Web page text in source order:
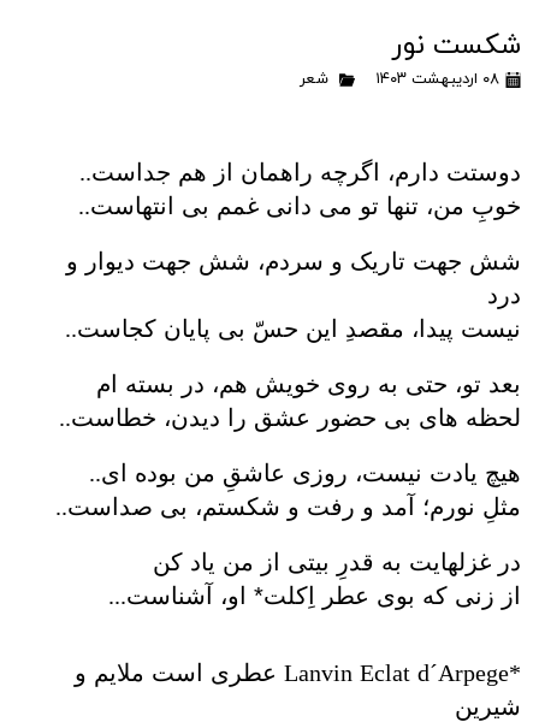
شکست نور
۰۸ اردیبهشت ۱۴۰۳ شعر
دوستت دارم، اگرچه راهمان از هم جداست..
خوبِ من، تنها تو می دانی غمم بی انتهاست..
شش جهت تاریک و سردم، شش جهت دیوار و
درد
نیست پیدا، مقصدِ این حسّ بی پایان کجاست..
بعد تو، حتی به روی خویش هم، در بسته ام
لحظه های بی حضور عشق را دیدن، خطاست..
هیچ یادت نیست، روزی عاشقِ من بوده ای..
مثلِ نورم؛ آمد و رفت و شکستم، بی صداست..
در غزلهایت به قدرِ بیتی از من یاد کن
از زنی که بوی عطر اِکلت* او، آشناست...
*Lanvin Eclat d´Arpege
عطری است ملایم و
شیرین